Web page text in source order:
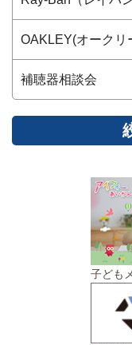
OAKLEY(オークリ
補聴器相談会
子ども